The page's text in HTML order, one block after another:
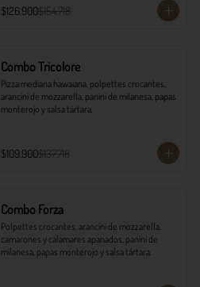
$126.900$154.718
Combo Tricolore
Pizza mediana hawaiana, polpettes crocantes,
arancini de mozzarella, panini de milanesa, papas
monterojo y salsa tártara.
$109.900$137.718
Combo Forza
Polpettes crocantes, arancini de mozzarella,
camarones y calamares apanados, panini de
milanesa, papas monterojo y salsa tártara.